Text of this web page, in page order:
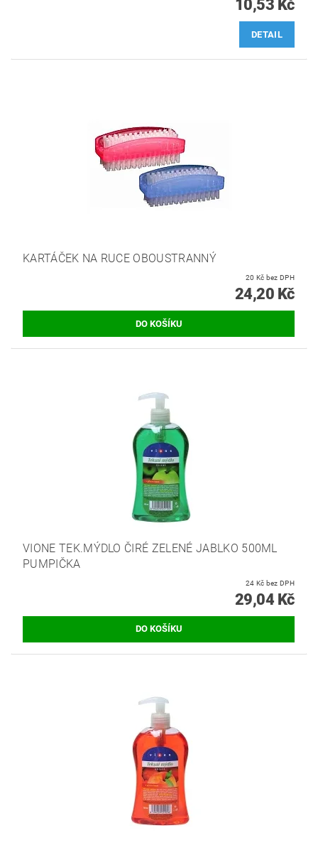
10,53 Kč
DETAIL
KARTÁČEK NA RUCE OBOUSTRANNÝ
20 Kč bez DPH
24,20 Kč
VIONE TEK.MÝDLO ČIRÉ ZELENÉ JABLKO 500ML
PUMPIČKA
24 Kč bez DPH
29,04 Kč